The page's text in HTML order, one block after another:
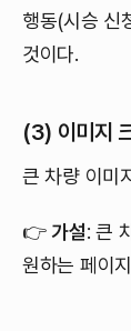
행동(시승 신
것이다.
(3) 이미지
큰 차량 이미
👉가설: 큰
원하는 페이